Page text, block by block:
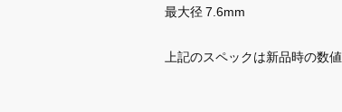
最大径 7.6mm
上記のスペックは新品時の数値